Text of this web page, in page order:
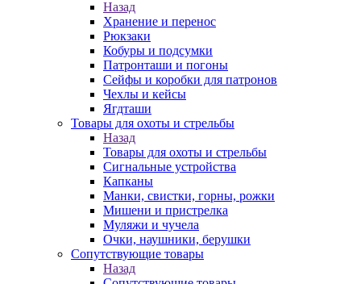
Назад
Хранение и перенос
Рюкзаки
Кобуры и подсумки
Патронташи и погоны
Сейфы и коробки для патронов
Чехлы и кейсы
Ягдташи
Товары для охоты и стрельбы
Назад
Товары для охоты и стрельбы
Сигнальные устройства
Капканы
Манки, свистки, горны, рожки
Мишени и пристрелка
Муляжи и чучела
Очки, наушники, берушки
Сопутствующие товары
Назад